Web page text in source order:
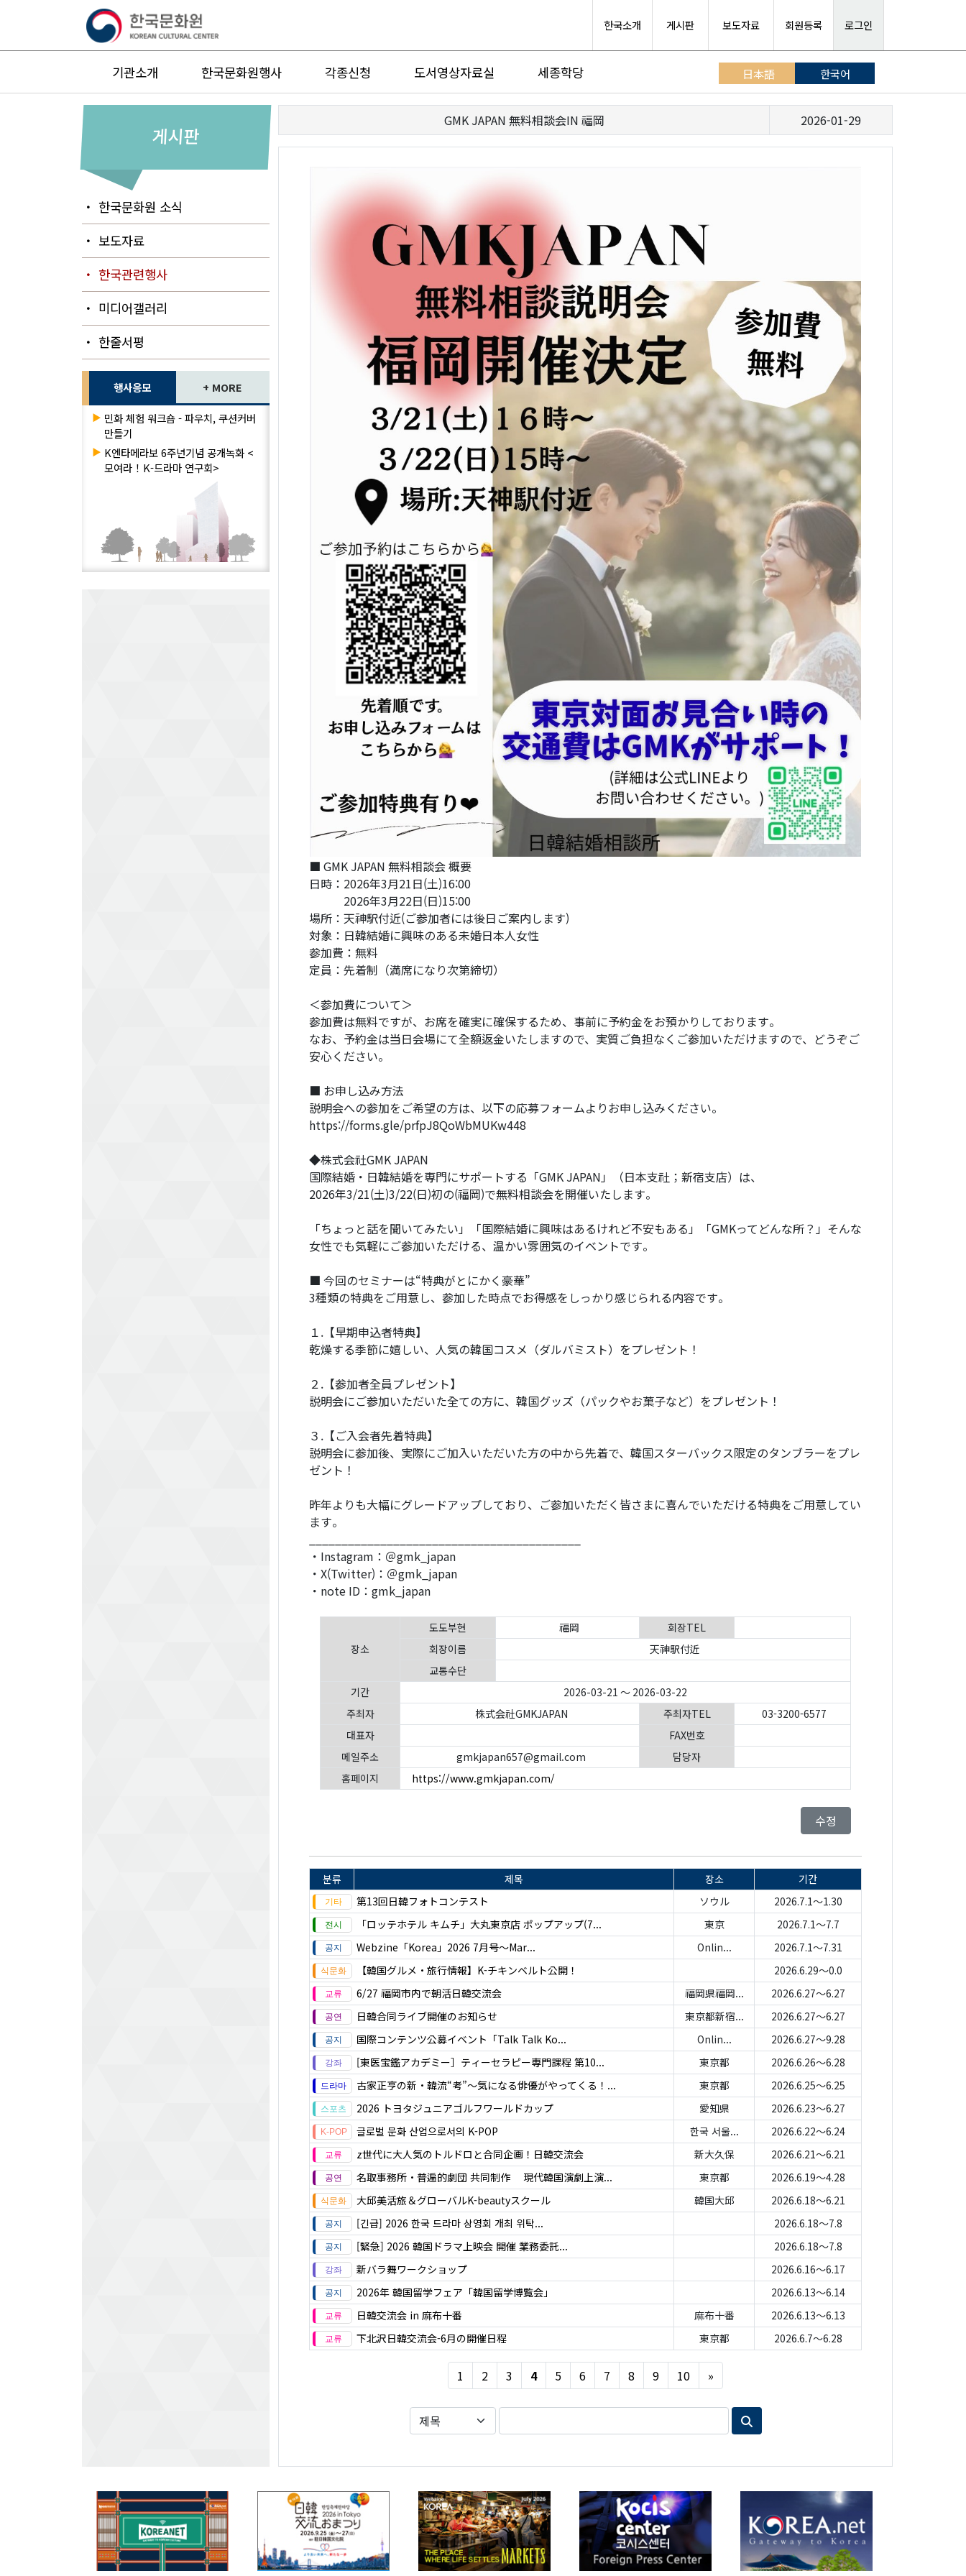
한국소개 게시판 보도자료 회원등록 로그인
기관소개 한국문화원행사 각종신청 도서영상자료실 세종학당 日本語 한국어
게시판
・ 한국문화원 소식
・ 보도자료
・ 한국관련행사
・ 미디어갤러리
・ 한줄서평
행사응모 + MORE
▶ 민화 체험 워크숍 - 파우치, 쿠션커버
만들기
▶ K엔타메라보 6주년기념 공개녹화 <
모여라！K-드라마 연구회>
GMK JAPAN 無料相談会IN 福岡 2026-01-29
■ GMK JAPAN 無料相談会 概要
日時：2026年3月21日(土)16:00
2026年3月22日(日)15:00
場所：天神駅付近(ご参加者には後日ご案内します)
対象：日韓結婚に興味のある未婚日本人女性
参加費：無料
定員：先着制（満席になり次第締切）
＜参加費について＞
参加費は無料ですが、お席を確実に確保するため、事前に予約金をお預かりしております。
なお、予約金は当日会場にて全額返金いたしますので、実質ご負担なくご参加いただけますので、どうぞご
安心ください。
■ お申し込み方法
説明会への参加をご希望の方は、以下の応募フォームよりお申し込みください。
https://forms.gle/prfpJ8QoWbMUKw448
◆株式会社GMK JAPAN
国際結婚・日韓結婚を専門にサポートする「GMK JAPAN」（日本支社；新宿支店）は、
2026年3/21(土)3/22(日)初の(福岡)で無料相談会を開催いたします。
「ちょっと話を聞いてみたい」「国際結婚に興味はあるけれど不安もある」「GMKってどんな所？」そんな
女性でも気軽にご参加いただける、温かい雰囲気のイベントです。
■ 今回のセミナーは“特典がとにかく豪華”
3種類の特典をご用意し、参加した時点でお得感をしっかり感じられる内容です。
１.【早期申込者特典】
乾燥する季節に嬉しい、人気の韓国コスメ（ダルバミスト）をプレゼント！
２.【参加者全員プレゼント】
説明会にご参加いただいた全ての方に、韓国グッズ（パックやお菓子など）をプレゼント！
３.【ご入会者先着特典】
説明会に参加後、実際にご加入いただいた方の中から先着で、韓国スターバックス限定のタンブラーをプレ
ゼント！
昨年よりも大幅にグレードアップしており、ご参加いただく皆さまに喜んでいただける特典をご用意してい
ます。
・Instagram：＠gmk_japan
・X(Twitter)：＠gmk_japan
・note ID：gmk_japan
장소
도도부현 福岡
회장TEL
회장이름
天神駅付近
교통수단
기간
2026-03-21 ～ 2026-03-22
주최자
株式会社GMKJAPAN 주최자TEL
03-3200-6577
대표자
FAX번호
메일주소
gmkjapan657@gmail.com
담당자
홈페이지
https://www.gmkjapan.com/
수정
분류 제목 장소
기간
第13回日韓フォトコンテスト
ソウル
2026.7.1～1.30
「ロッテホテル キムチ」大丸東京店 ポップアップ(7...
東京
2026.7.1～7.7
Webzine「Korea」2026 7月号～Mar...
Onlin...
2026.7.1～7.31
【韓国グルメ・旅行情報】K-チキンベルト公開！
2026.6.29～0.0
6/27 福岡市内で朝活日韓交流会
福岡県福岡...
2026.6.27～6.27
日韓合同ライブ開催のお知らせ
東京都新宿...
2026.6.27～6.27
国際コンテンツ公募イベント「Talk Talk Ko...
Onlin...
2026.6.27～9.28
[東医宝鑑アカデミー］ティーセラピー専門課程 第10...
東京都
2026.6.26～6.28
古家正亨の新・韓流“考”～気になる俳優がやってくる！...
東京都
2026.6.25～6.25
2026 トヨタジュニアゴルフワールドカップ
愛知県
2026.6.23～6.27
글로벌 문화 산업으로서의 K-POP
한국 서울...
2026.6.22～6.24
z世代に大人気のトルドロと合同企画！日韓交流会
新大久保
2026.6.21～6.21
名取事務所・普遍的劇団 共同制作 現代韓国演劇上演...
東京都
2026.6.19～4.28
大邱美活旅＆グローバルK-beautyスクール
韓国大邱
2026.6.18～6.21
[긴급] 2026 한국 드라마 상영회 개최 위탁...
2026.6.18～7.8
[緊急] 2026 韓国ドラマ上映会 開催 業務委託...
2026.6.18～7.8
新バラ舞ワークショップ
2026.6.16～6.17
2026年 韓国留学フェア「韓国留学博覧会」
2026.6.13～6.14
日韓交流会 in 麻布十番
麻布十番
2026.6.13～6.13
下北沢日韓交流会-6月の開催日程
東京都 2026.6.7～6.28
1 2 3 4 5 6 7 8 9 10 »